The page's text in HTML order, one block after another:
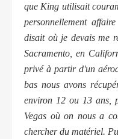
que King utilisait
personnellement
disait où je devais me
Sacramento, en
privé à partir d'un
bas nous avons
environ 12 ou 13 ans,
Vegas où on nous a
chercher du matériel.